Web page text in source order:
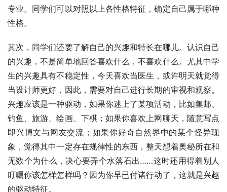
专业。同学们可以对照以上各性格特征，确定自己属于哪种
性格。
其次，同学们还要了解自己的兴趣和特长在哪儿。认识自己
的兴趣，不是简单地回答喜欢什么，不喜欢什么。尤其中学
生的兴趣具有不稳定性，今天喜欢当医生，或许明天就觉得
当设计师更好，因此，需要对自己进行长期的审视和观察。
兴趣应该是一种驱动，如果你迷上了某项活动，比如集邮、
钓鱼、旅游、绘画、下棋；如果你喜欢上网聊天，随意写点
即兴博文与网友交流；如果你好奇自然界中的某个怪异现
象，觉得其中一定存在规律性的东西，整天想着奥秘所在和
无数个为什么，决心要弄个水落石出……这时还用得着别人
叮嘱你该怎样怎样吗？因为你早已付诸行动了，这就是兴趣
的驱动特征。